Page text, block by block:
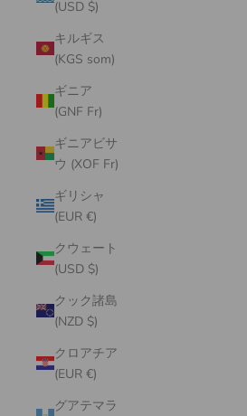
(USD $)
キルギス
(KGS som)
ギニア
(GNF Fr)
ギニアビサ
ウ (XOF Fr)
ギリシャ
(EUR €)
クウェート
(USD $)
クック諸島
(NZD $)
クロアチア
(EUR €)
グアテマラ